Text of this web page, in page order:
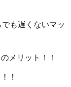
でも遅くないマッ
メリット！！
！